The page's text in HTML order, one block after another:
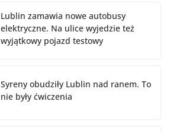
Lublin zamawia nowe autobusy
elektryczne. Na ulice wyjedzie też
wyjątkowy pojazd testowy
Syreny obudziły Lublin nad ranem. To
nie były ćwiczenia